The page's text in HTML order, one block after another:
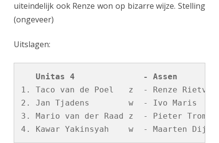
uiteindelijk ook Renze won op bizarre wijze. Stelling
(ongeveer)
Uitslagen:
Unitas 4              - Assen
1. Taco van de Poel   z  - Renze
2. Jan Tjadens        w  - Ivo Maris
3. Mario van der Raad z  - Pieter